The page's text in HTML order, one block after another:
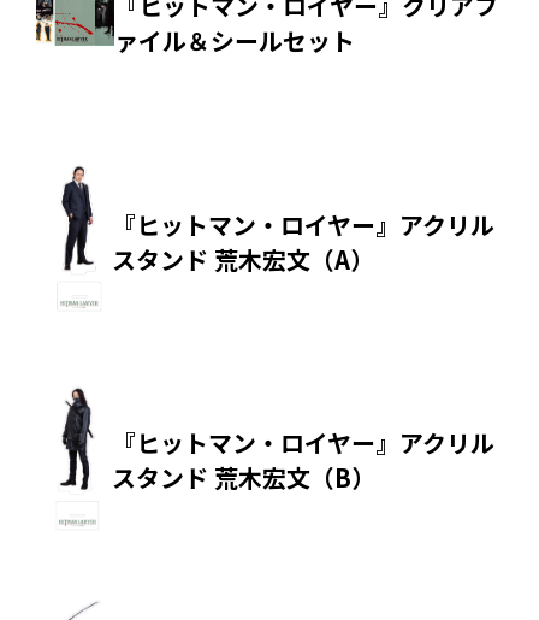
ァイル＆シールセット
『ヒットマン・ロイヤー』アクリル
スタンド 荒木宏文（A）
『ヒットマン・ロイヤー』アクリル
スタンド 荒木宏文（B）